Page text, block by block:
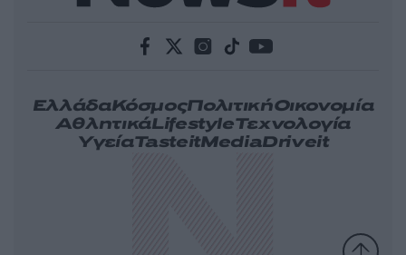
ΕλλάδαΚόσμοςΠολιτικήΟικονομία
ΑθλητικάLifestyleΤεχνολογία
ΥγείαTasteitMediaDriveit